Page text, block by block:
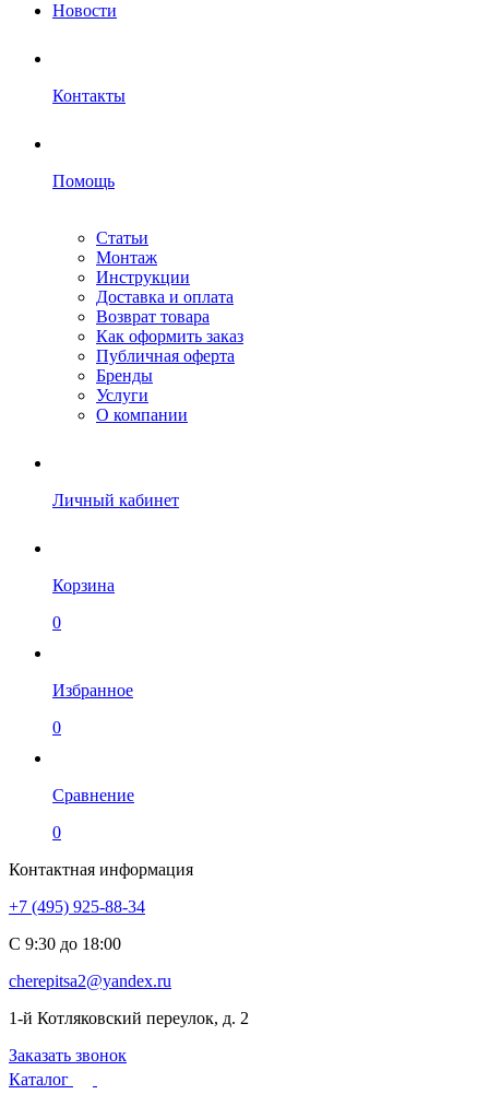
Новости
Контакты
Помощь
Статьи
Монтаж
Инструкции
Доставка и оплата
Возврат товара
Как оформить заказ
Публичная оферта
Бренды
Услуги
О компании
Личный кабинет
Корзина
0
Избранное
0
Сравнение
0
Контактная информация
+7 (495) 925-88-34
С 9:30 до 18:00
cherepitsa2@yandex.ru
1-й Котляковский переулок, д. 2
Заказать звонок
Каталог